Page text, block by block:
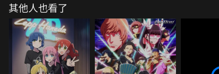
其他人也看了